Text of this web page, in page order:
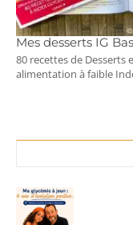
Mes desserts IG Bas
80 recettes de Desserts
alimentation à faible